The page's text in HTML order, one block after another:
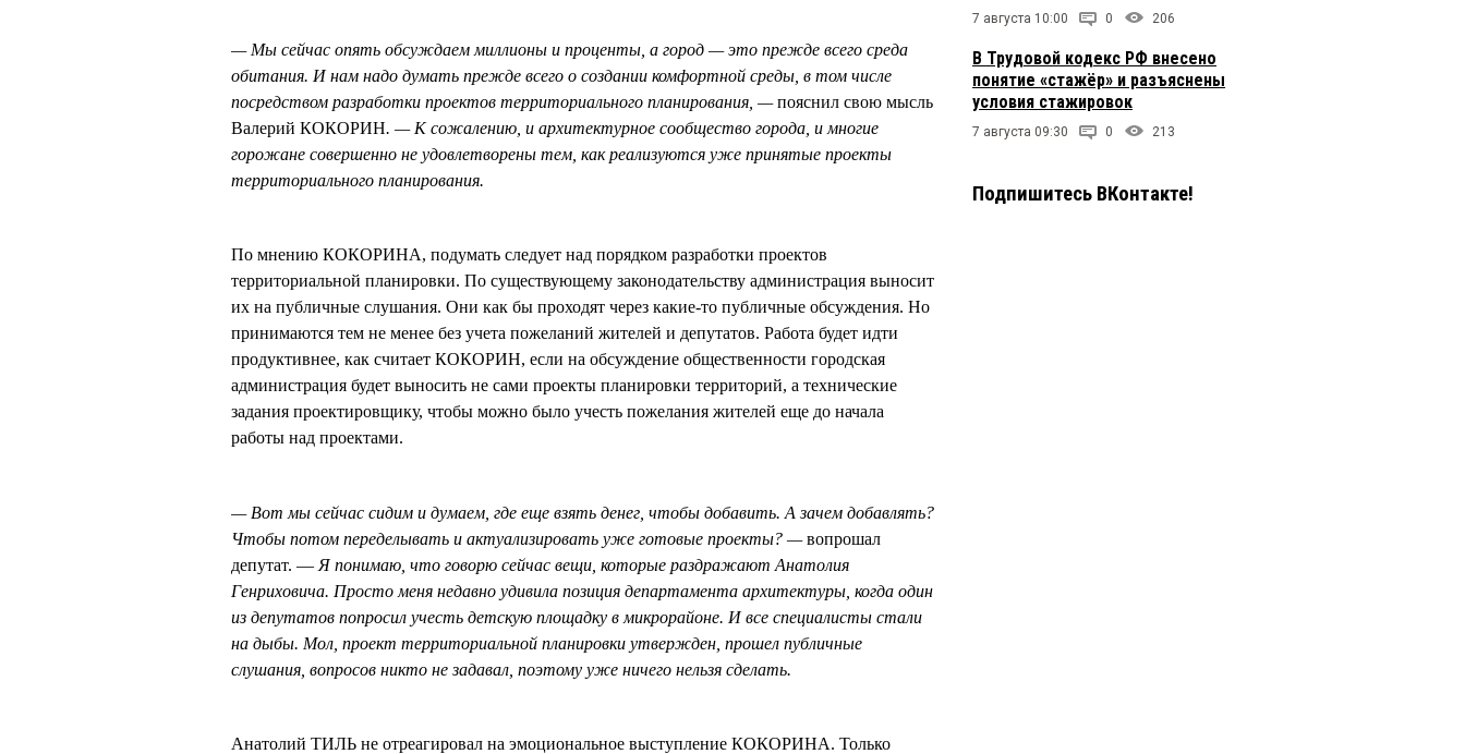
— Мы сейчас опять обсуждаем миллионы и проценты, а город — это прежде всего среда
обитания. И нам надо думать прежде всего о создании комфортной среды, в том числе
посредством разработки проектов территориального планирования, —пояснил свою мысль
Валерий КОКОРИН. — К сожалению, и архитектурное сообщество города, и многие
горожане совершенно не удовлетворены тем, как реализуются уже принятые проекты
территориального планирования.
По мнению КОКОРИНА, подумать следует над порядком разработки проектов
территориальной планировки. По существующему законодательству администрация выносит
их на публичные слушания. Они как бы проходят через какие-то публичные обсуждения. Но
принимаются тем не менее без учета пожеланий жителей и депутатов. Работа будет идти
продуктивнее, как считает КОКОРИН, если на обсуждение общественности городская
администрация будет выносить не сами проекты планировки территорий, а технические
задания проектировщику, чтобы можно было учесть пожелания жителей еще до начала
работы над проектами.
— Вот мы сейчас сидим и думаем, где еще взять денег, чтобы добавить. А зачем добавлять?
Чтобы потом переделывать и актуализировать уже готовые проекты? —вопрошал
депутат. — Я понимаю, что говорю сейчас вещи, которые раздражают Анатолия
Генриховича. Просто меня недавно удивила позиция департамента архитектуры, когда один
из депутатов попросил учесть детскую площадку в микрорайоне. И все специалисты стали
на дыбы. Мол, проект территориальной планировки утвержден, прошел публичные
слушания, вопросов никто не задавал, поэтому уже ничего нельзя сделать.
Анатолий ТИЛЬ не отреагировал на эмоциональное выступление КОКОРИНА. Только
7 августа 10:00 0 206
В Трудовой кодекс РФ внесено
понятие «стажёр» и разъяснены
условия стажировок
7 августа 09:30 0 213
Подпишитесь ВКонтакте!